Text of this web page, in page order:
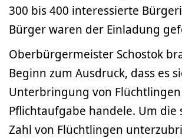
300 bis 400 interessierte
Bürger waren der Einladung
Oberbürgermeister Schostok
Beginn zum Ausdruck, dass es
Unterbringung von
Pflichtaufgabe handele. Um die
Zahl von Flüchtlingen